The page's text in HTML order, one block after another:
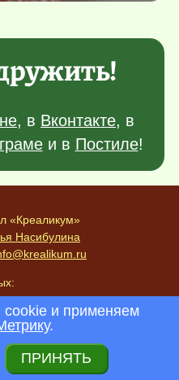
, в Вконтакте, в
и в Постиле!
«Креаликум»
Насибулина
и применяем
.
ПРИНЯТЬ